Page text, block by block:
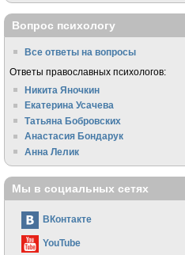
Вопрос психологу
Все ответы на вопросы
Ответы православных психологов:
Никита Яночкин
Екатерина Усачева
Татьяна Бобровских
Анастасия Бондарук
Анна Лелик
Мы в социальных сетях
ВКонтакте
YouTube